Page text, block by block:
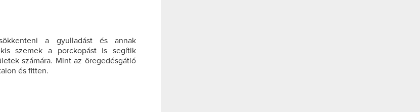
a gyulladást és annak
szemek a porckopást is segítik
számára. Mint az öregedésgátló
és fitten.